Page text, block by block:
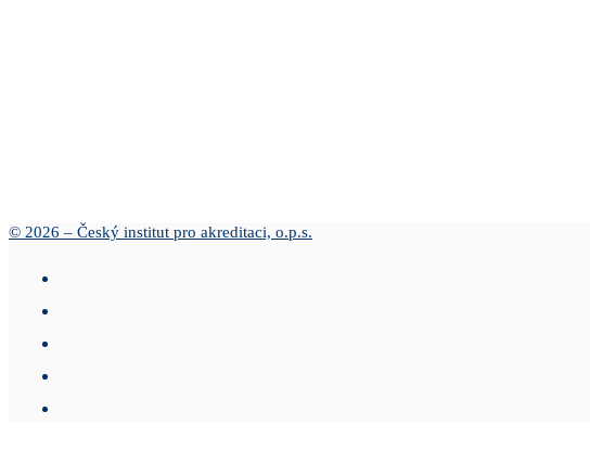
© 2026 – Český institut pro akreditaci, o.p.s.